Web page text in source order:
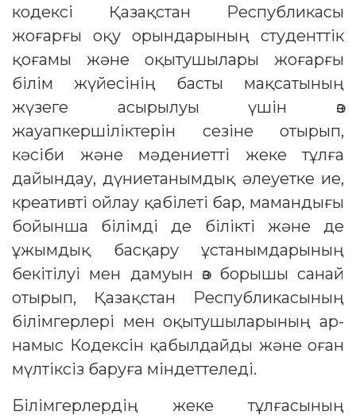
кодексі Қазақстан Республикасы
жоғарғы оқу орындарының студенттік
қоғамы және оқытушылары жоғарғы
білім жүйесінің басты мақсатының
жүзеге асырылуы үшін өз
жауапкершіліктерін сезіне отырып,
кәсіби және мәдениетті жеке тұлға
дайындау, дүниетанымдық әлеуетке ие,
креативті ойлау қабілеті бар, мамандығы
бойынша білімді де білікті және де
ұжымдық басқару ұстанымдарының
бекітілуі мен дамуын өз борышы санай
отырып, Қазақстан Республикасының
білімгерлері мен оқытушыларының ар-
намыс Кодексін қабылдайды және оған
мүлтіксіз баруға міндеттеледі.
Білімгерлердің жеке тұлғасының